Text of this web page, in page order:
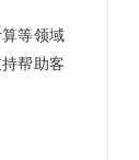
等领域
帮助客